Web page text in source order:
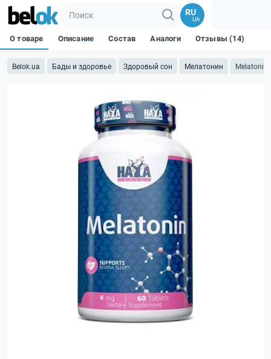
RU
UA
Belok.ua Бады и здоровье Здоровый сон Мелатонин Melatonin
О товаре Описание Состав Аналоги Отзывы (14)